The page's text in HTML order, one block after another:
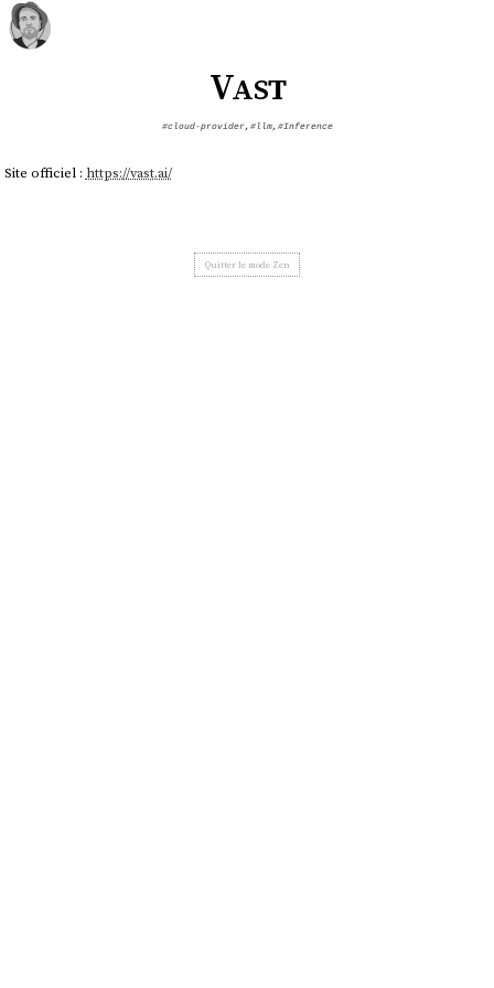
Vast
#cloud-provider, #llm, #Inference
Site officiel : https://vast.ai/
Quitter le mode Zen